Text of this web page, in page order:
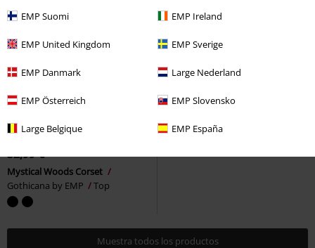
EMP Suomi EMP Ireland
EMP United Kingdom EMP Sverige
EMP Danmark Large Nederland
EMP Österreich EMP Slovensko
Large Belgique EMP España
Stock bajo
Bordado
32,99 €
Mystical Woods Corset
Gothicana by EMP
Top
Muestra todos los productos